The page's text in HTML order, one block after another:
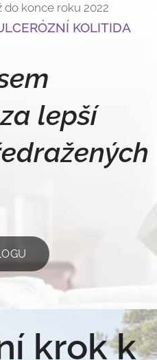
do konce roku 2022
KOLITIDA
lepší
krok k